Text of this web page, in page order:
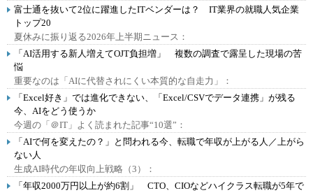
富士通を抜いて2位に躍進したITベンダーは？ IT業界の就職人気企業
トップ20
夏休みに振り返る2026年上半期ニュース：
「AI活用する新人増えてOJT負担増」 複数の調査で露呈した現場の苦
悩
重要なのは「AIに代替されにくい本質的な自走力」：
「Excel好き」では進化できない、「Excel/CSVでデータ連携」が残る
今、AIをどう使うか
今週の「＠IT」よく読まれた記事“10選”：
「AIで何を変えたの？」と問われる今、転職で年収が上がる人／上がら
ない人
生成AI時代の年収向上戦略（3）：
「年収2000万円以上が約6割」 CTO、CIOなどハイクラス転職が5年で